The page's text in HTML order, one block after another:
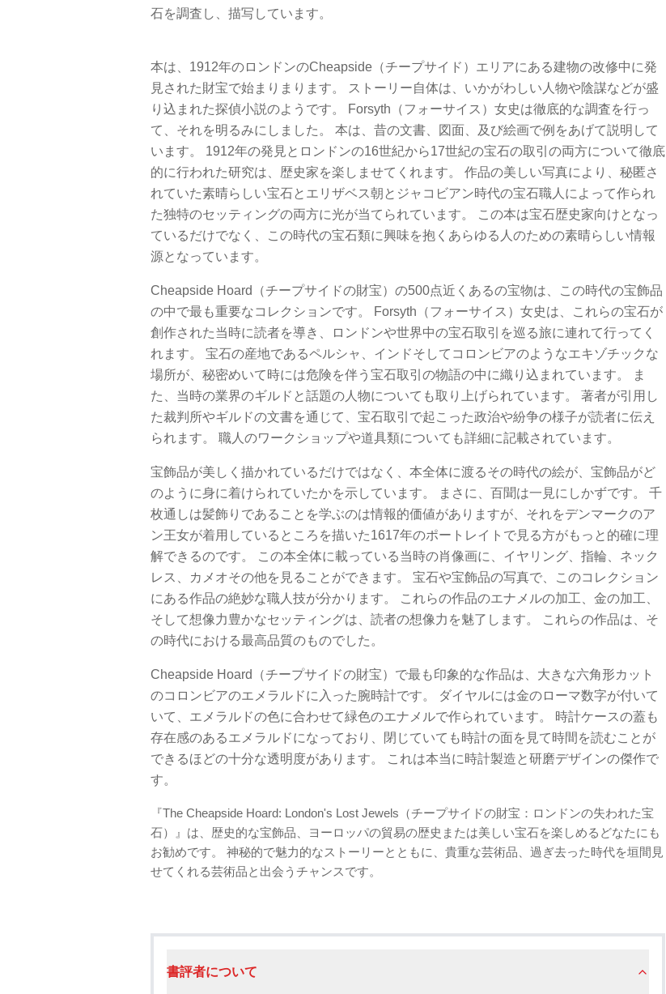
石を調査し、描写しています。
本は、1912年のロンドンのCheapside（チープサイド）エリアにある建物の改修中に発
見された財宝で始まりまります。 ストーリー自体は、いかがわしい人物や陰謀などが盛
り込まれた探偵小説のようです。 Forsyth（フォーサイス）女史は徹底的な調査を行っ
て、それを明るみにしました。 本は、昔の文書、図面、及び絵画で例をあげて説明して
います。 1912年の発見とロンドンの16世紀から17世紀の宝石の取引の両方について徹底
的に行われた研究は、歴史家を楽しませてくれます。 作品の美しい写真により、秘匿さ
れていた素晴らしい宝石とエリザベス朝とジャコビアン時代の宝石職人によって作られ
た独特のセッティングの両方に光が当てられています。 この本は宝石歴史家向けとなっ
ているだけでなく、この時代の宝石類に興味を抱くあらゆる人のための素晴らしい情報
源となっています。
Cheapside Hoard（チープサイドの財宝）の500点近くあるの宝物は、この時代の宝飾品
の中で最も重要なコレクションです。 Forsyth（フォーサイス）女史は、これらの宝石が
創作された当時に読者を導き、ロンドンや世界中の宝石取引を巡る旅に連れて行ってく
れます。 宝石の産地であるペルシャ、インドそしてコロンビアのようなエキゾチックな
場所が、秘密めいて時には危険を伴う宝石取引の物語の中に織り込まれています。 ま
た、当時の業界のギルドと話題の人物についても取り上げられています。 著者が引用し
た裁判所やギルドの文書を通じて、宝石取引で起こった政治や紛争の様子が読者に伝え
られます。 職人のワークショップや道具類についても詳細に記載されています。
宝飾品が美しく描かれているだけではなく、本全体に渡るその時代の絵が、宝飾品がど
のように身に着けられていたかを示しています。 まさに、百聞は一見にしかずです。 千
枚通しは髪飾りであることを学ぶのは情報的価値がありますが、それをデンマークのア
ン王女が着用しているところを描いた1617年のポートレイトで見る方がもっと的確に理
解できるのです。 この本全体に載っている当時の肖像画に、イヤリング、指輪、ネック
レス、カメオその他を見ることができます。 宝石や宝飾品の写真で、このコレクション
にある作品の絶妙な職人技が分かります。 これらの作品のエナメルの加工、金の加工、
そして想像力豊かなセッティングは、読者の想像力を魅了します。 これらの作品は、そ
の時代における最高品質のものでした。
Cheapside Hoard（チープサイドの財宝）で最も印象的な作品は、大きな六角形カット
のコロンビアのエメラルドに入った腕時計です。 ダイヤルには金のローマ数字が付いて
いて、エメラルドの色に合わせて緑色のエナメルで作られています。 時計ケースの蓋も
存在感のあるエメラルドになっており、閉じていても時計の面を見て時間を読むことが
できるほどの十分な透明度があります。 これは本当に時計製造と研磨デザインの傑作で
す。
『The Cheapside Hoard: London's Lost Jewels（チープサイドの財宝：ロンドンの失われた宝
石）』は、歴史的な宝飾品、ヨーロッパの貿易の歴史または美しい宝石を楽しめるどなたにも
お勧めです。 神秘的で魅力的なストーリーとともに、貴重な芸術品、過ぎ去った時代を垣間見
せてくれる芸術品と出会うチャンスです。
書評者について